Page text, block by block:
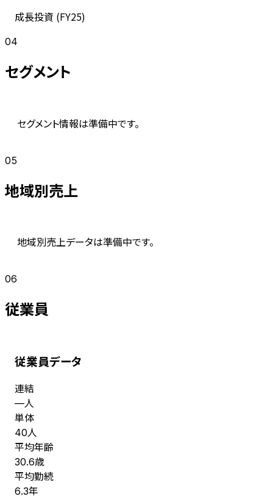
成長投資 (FY25)
04
セグメント
セグメント情報は準備中です。
05
地域別売上
地域別売上データは準備中です。
06
従業員
従業員データ
連結
—人
単体
40人
平均年齢
30.6歳
平均勤続
6.3年